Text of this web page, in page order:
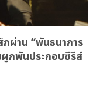
ผ่าน “พันธนาการ
กพันประกอบซีรีส์